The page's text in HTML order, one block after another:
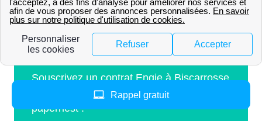
Rappel gratuit